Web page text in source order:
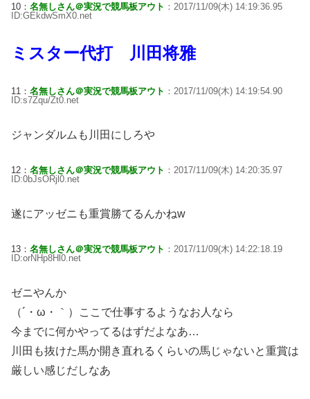
10： 名無しさん＠実況で競馬板アウト ：2017/11/09(木) 14:19:36.95
ID:GEkdwSmX0.net
ミスター代打 川田将雅
11： 名無しさん＠実況で競馬板アウト ：2017/11/09(木) 14:19:54.90
ID:s7Zqu/Zt0.net
ジャンダルムも川田にしろや
12： 名無しさん＠実況で競馬板アウト ：2017/11/09(木) 14:20:35.97
ID:0bJsORjl0.net
遂にアッゼニも重賞勝てるんかねw
13： 名無しさん＠実況で競馬板アウト ：2017/11/09(木) 14:22:18.19
ID:orNHp8Hl0.net
ゼニやんか
（´・ω・｀）ここで仕事するようなお人なら
今までに何かやってるはずだよなあ…
川田も抜けた馬か開き直れるくらいの馬じゃないと重賞は
厳しい感じだしなあ